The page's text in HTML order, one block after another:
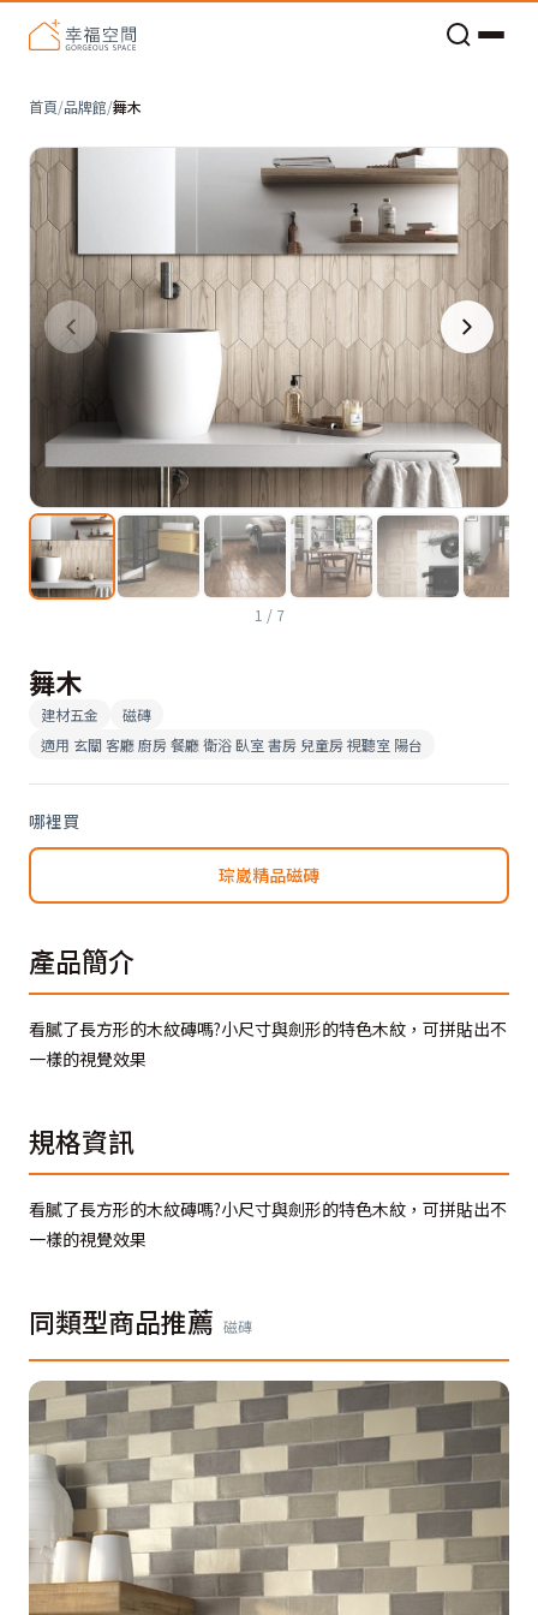
首頁/品牌館/舞木
1 / 7
舞木
建材五金
磁磚
適用 玄關 客廳 廚房 餐廳 衛浴 臥室 書房 兒童房 視聽室 陽台
哪裡買
琮崴精品磁磚
產品簡介
看膩了長方形的木紋磚嗎?小尺寸與劍形的特色木紋，可拼貼出不
一樣的視覺效果
規格資訊
看膩了長方形的木紋磚嗎?小尺寸與劍形的特色木紋，可拼貼出不
一樣的視覺效果
同類型商品推薦 磁磚